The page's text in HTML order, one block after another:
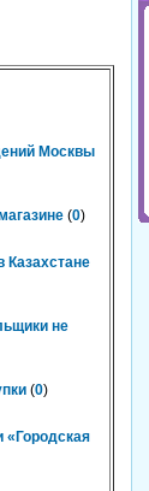
Москвы
(0)
Казахстане
не
(0)
«Городская